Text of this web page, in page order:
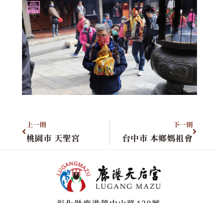
上一則
桃園市 天聖宮
下一則
台中市 本鄉媽祖會